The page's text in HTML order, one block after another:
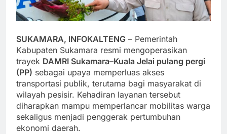
SUKAMARA, INFOKALTENG – Pemerintah
Kabupaten Sukamara resmi mengoperasikan
trayek DAMRI Sukamara–Kuala Jelai pulang pergi
(PP) sebagai upaya memperluas akses
transportasi publik, terutama bagi masyarakat di
wilayah pesisir. Kehadiran layanan tersebut
diharapkan mampu memperlancar mobilitas warga
sekaligus menjadi penggerak pertumbuhan
ekonomi daerah.